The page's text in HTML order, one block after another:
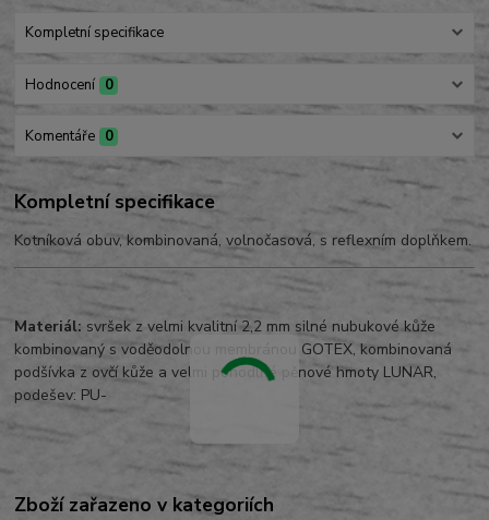
Kompletní specifikace
Hodnocení 0
Komentáře 0
Kompletní specifikace
Kotníková obuv, kombinovaná, volnočasová, s reflexním doplňkem.
Materiál: svršek z velmi kvalitní 2,2 mm silné nubukové kůže
kombinovaný s voděodolnou membránou GOTEX, kombinovaná
podšívka z ovčí kůže a velmi pohodlné pěnové hmoty LUNAR,
podešev: PU-
Zboží zařazeno v kategoriích